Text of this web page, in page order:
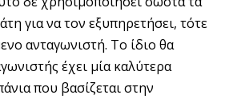
για να τον εξυπηρετήσει, τότε
ανταγωνιστή. Το ίδιο θα
έχει μία καλύτερα
που βασίζεται στην